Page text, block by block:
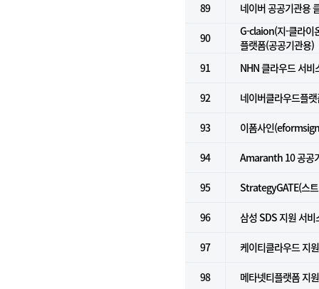
89 네이버 공공기관용
90
G-claion(지-클라이
플랫폼(공공기관용)
91
NHN 클라우드 서비
92 네이버클라우드플
93 이폼사인
94 Amaranth 10 공공
95 StrategyGATE(스
96 삼성 SDS 지원 서비
97 케이티클라우드 지
98 메타넷티플랫폼 지